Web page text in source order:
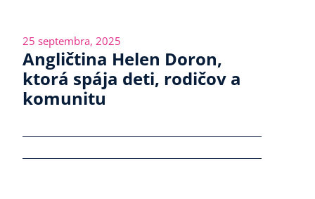
25 septembra, 2025
Angličtina Helen Doron,
ktorá spája deti, rodičov a
komunitu